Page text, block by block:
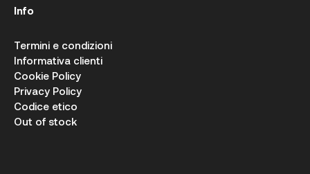
Info
Termini e condizioni
Informativa clienti
Cookie Policy
Privacy Policy
Codice etico
Out of stock